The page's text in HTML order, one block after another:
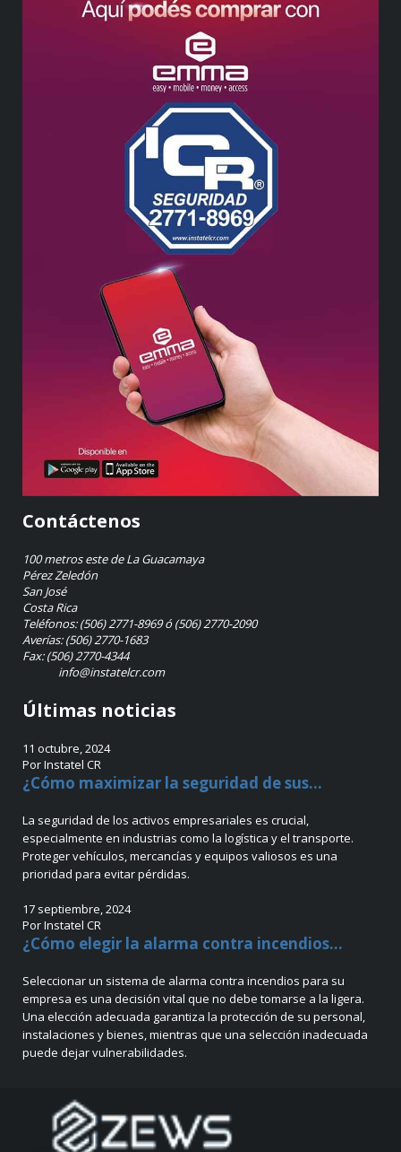
Contáctenos
100 metros este de La Guacamaya
Pérez Zeledón
San José
Costa Rica
Teléfonos: (506) 2771-8969 ó (506) 2770-2090
Averías: (506) 2770-1683
Fax: (506) 2770-4344
info@instatelcr.com
Últimas noticias
11 octubre, 2024
Por Instatel CR
¿Cómo maximizar la seguridad de sus...
La seguridad de los activos empresariales es crucial,
especialmente en industrias como la logística y el transporte.
Proteger vehículos, mercancías y equipos valiosos es una
prioridad para evitar pérdidas.
17 septiembre, 2024
Por Instatel CR
¿Cómo elegir la alarma contra incendios...
Seleccionar un sistema de alarma contra incendios para su
empresa es una decisión vital que no debe tomarse a la ligera.
Una elección adecuada garantiza la protección de su personal,
instalaciones y bienes, mientras que una selección inadecuada
puede dejar vulnerabilidades.